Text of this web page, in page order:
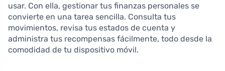
usar. Con ella, gestionar tus finanzas personales se
convierte en una tarea sencilla. Consulta tus
movimientos, revisa tus estados de cuenta y
administra tus recompensas fácilmente, todo desde la
comodidad de tu dispositivo móvil.